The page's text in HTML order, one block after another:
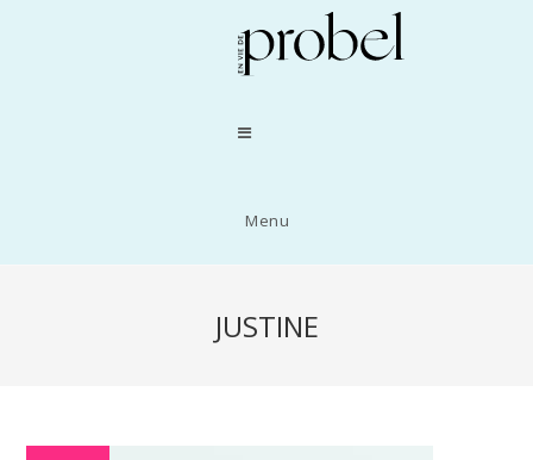
Menu
JUSTINE